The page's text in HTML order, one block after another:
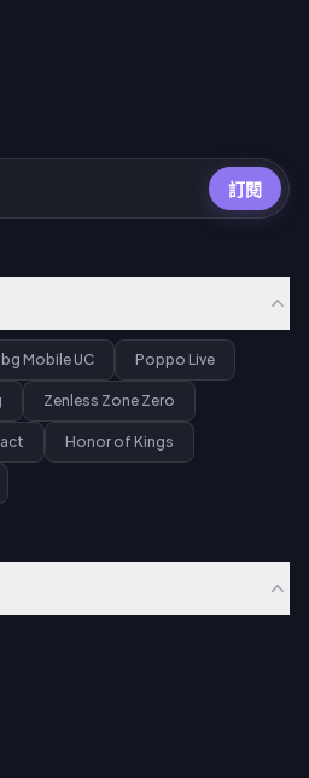
訂閱
Mobile UC Poppo Live
Zenless Zone Zero
Honor of Kings